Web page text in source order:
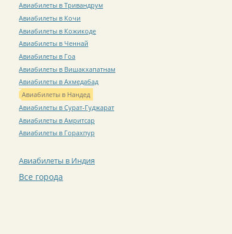
Авиабилеты в Тривандрум
Авиабилеты в Кочи
Авиабилеты в Кожикоде
Авиабилеты в Ченнай
Авиабилеты в Гоа
Авиабилеты в Вишакхапатнам
Авиабилеты в Ахмедабад
Авиабилеты в Нандед
Авиабилеты в Сурат-Гуджарат
Авиабилеты в Амритсар
Авиабилеты в Горахпур
Авиабилеты в Индия
Все города